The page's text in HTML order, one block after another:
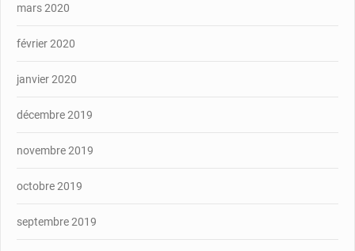
mars 2020
février 2020
janvier 2020
décembre 2019
novembre 2019
octobre 2019
septembre 2019